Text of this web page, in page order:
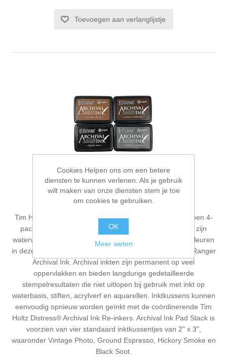
Toevoegen aan verlanglijstje
Tim Holtz Distress® Archival Ink™ 4-pack
Tim Holtz Distress® Archival Inks zijn nu verkrijgbaar in een 4-
pack van standaard formaat inktkussens. Archival Inks zijn
watervaste, zuurvrije dye-inkten met klassieke Distress-kleuren
in dezelfde lichtbestendige formule die wordt gebruikt in Ranger
Archival Ink. Archival inkten zijn permanent op veel
oppervlakken en bieden langdurige gedetailleerde
stempelresultaten die niet uitlopen bij gebruik met inkt op
waterbasis, stiften, acrylverf en aquarellen. Inktkussens kunnen
eenvoudig opnieuw worden geïnkt met de coördinerende Tim
Holtz Distress® Archival Ink Re-inkers. Archival Ink Pad Stack is
voorzien van vier standaard inktkussentjes van 2" x 3",
waaronder Vintage Photo, Ground Espresso, Hickory Smoke en
Black Soot.
Cookies Helpen ons om een betere
diensten te kunnen verlenen. Als je gebruik
wilt maken van onze diensten stem je toe
om cookies te gebruiken.
OK
Meer weten